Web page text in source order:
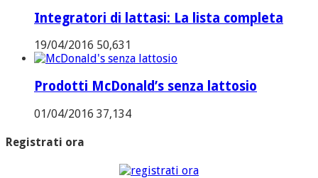
Integratori di lattasi: La lista completa
19/04/2016 50,631
Prodotti McDonald’s senza lattosio
01/04/2016 37,134
Registrati ora